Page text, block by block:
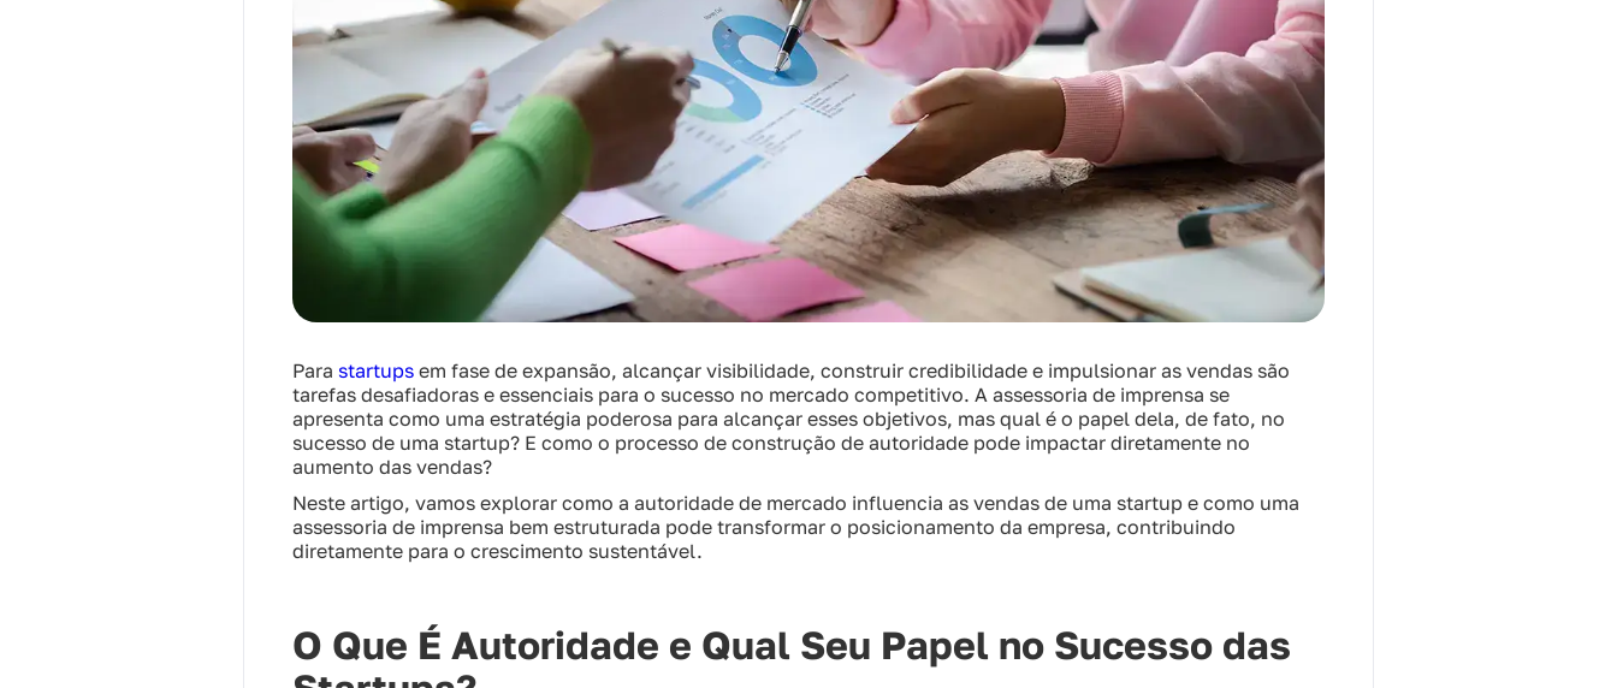
Para startups em fase de expansão, alcançar visibilidade, construir credibilidade e impulsionar as vendas são
tarefas desafiadoras e essenciais para o sucesso no mercado competitivo. A assessoria de imprensa se
apresenta como uma estratégia poderosa para alcançar esses objetivos, mas qual é o papel dela, de fato, no
sucesso de uma startup? E como o processo de construção de autoridade pode impactar diretamente no
aumento das vendas?
Neste artigo, vamos explorar como a autoridade de mercado influencia as vendas de uma startup e como uma
assessoria de imprensa bem estruturada pode transformar o posicionamento da empresa, contribuindo
diretamente para o crescimento sustentável.
O Que É Autoridade e Qual Seu Papel no Sucesso das